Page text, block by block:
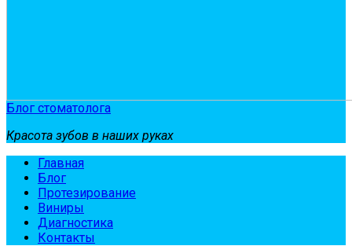
Блог стоматолога
Красота зубов в наших руках
Главная
Блог
Протезирование
Виниры
Диагностика
Контакты